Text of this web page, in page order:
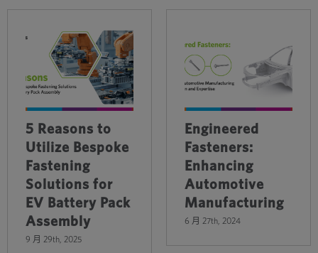
5 Reasons to
Utilize Bespoke
Fastening
Solutions for
EV Battery Pack
Assembly
9 月 29th, 2025
Engineered
Fasteners:
Enhancing
Automotive
Manufacturing
6 月 27th, 2024